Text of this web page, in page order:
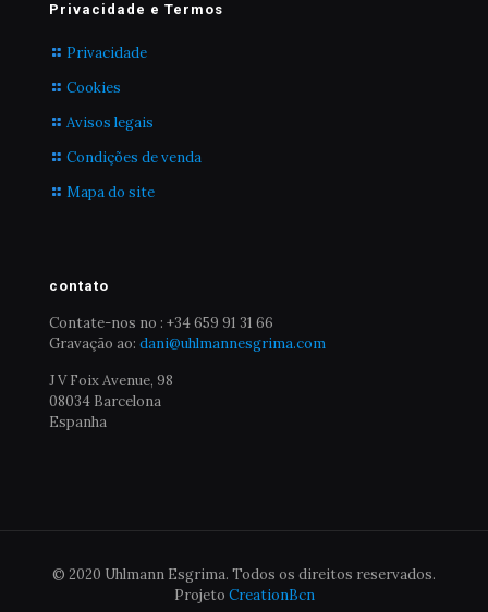
Privacidade e Termos
Privacidade
Cookies
Avisos legais
Condições de venda
Mapa do site
contato
Contate-nos no : +34 659 91 31 66
Gravação ao: dani@uhlmannesgrima.com
J V Foix Avenue, 98
08034 Barcelona
Espanha
© 2020 Uhlmann Esgrima. Todos os direitos reservados.
Projeto CreationBcn